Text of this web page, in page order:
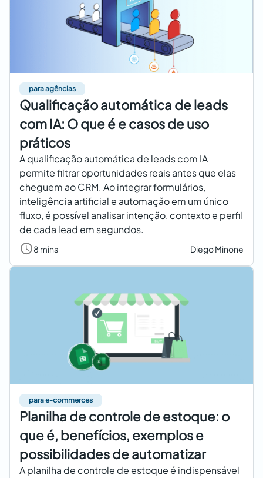
para agências
Qualificação automática de leads
com IA: O que é e casos de uso
práticos
A qualificação automática de leads com IA
permite filtrar oportunidades reais antes que elas
cheguem ao CRM. Ao integrar formulários,
inteligência artificial e automação em um único
fluxo, é possível analisar intenção, contexto e perfil
de cada lead em segundos.
8 mins Diego Minone
para e-commerces
Planilha de controle de estoque: o
que é, benefícios, exemplos e
possibilidades de automatizar
A planilha de controle de estoque é indispensável